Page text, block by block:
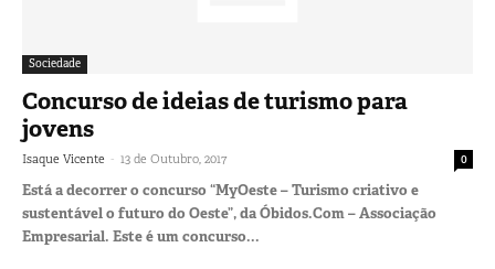
Sociedade
Concurso de ideias de turismo para
jovens
Isaque Vicente - 13 de Outubro, 2017 0
Está a decorrer o concurso “MyOeste – Turismo criativo e
sustentável o futuro do Oeste”, da Óbidos.Com – Associação
Empresarial. Este é um concurso...